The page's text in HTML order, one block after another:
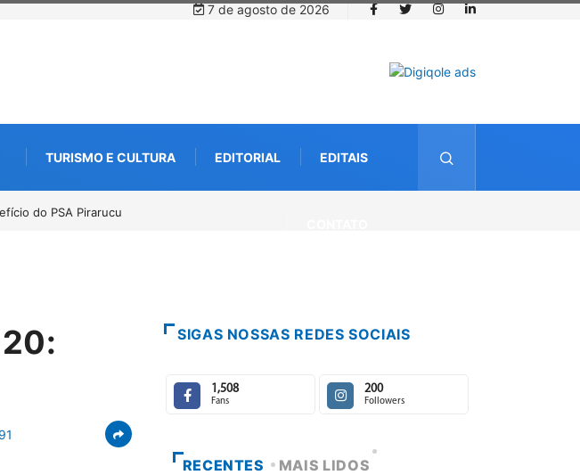
7 de agosto de 2026
TURISMO E CULTURA EDITORIAL EDITAIS
do PSA PirarucuWorkshop internacional debate futuro da piscicultura com espécies nativas da
SIGAS NOSSAS REDES SOCIAIS
1,508
Fans
200
Followers
RECENTES MAIS LIDOS